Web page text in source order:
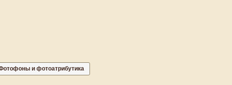
и фотоатрибутика